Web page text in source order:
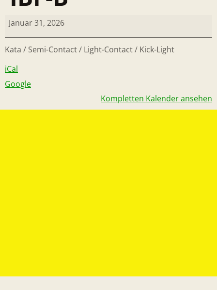
Januar 31, 2026
Kata / Semi-Contact / Light-Contact / Kick-Light
iCal
Google
Kompletten Kalender ansehen